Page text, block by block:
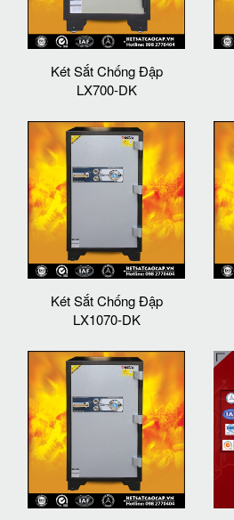
Két Sắt Chống Đập
LX700-DK
Két Sắt Chống Đập
LX1070-DK